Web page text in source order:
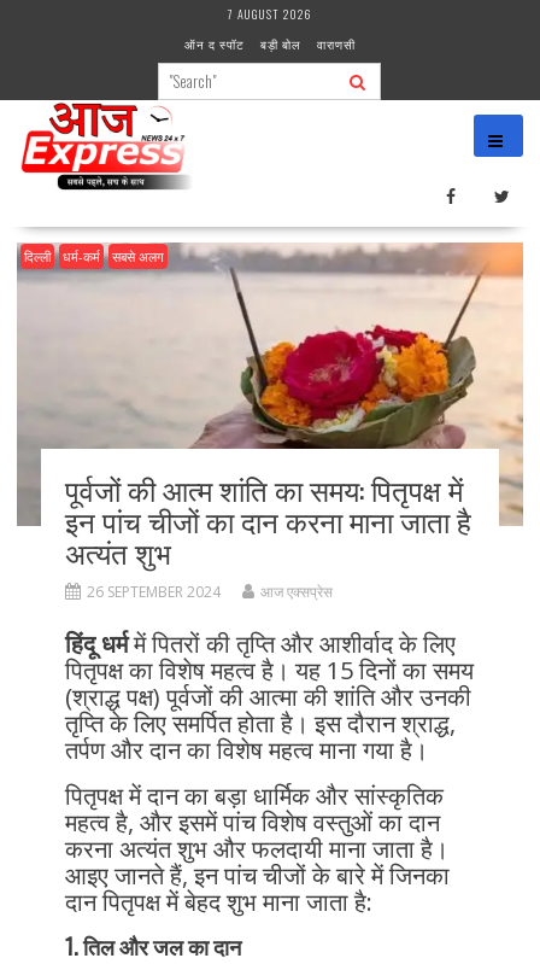
7 AUGUST 2026
ऑन द स्पॉट
बड़ी बोल वाराणसी
दिल्ली धर्म-कर्म सबसे अलग
पूर्वजों की आत्म शांति का समय: पितृपक्ष में
इन पांच चीजों का दान करना माना जाता है
अत्यंत शुभ
26 SEPTEMBER 2024 आज एक्सप्रेस
हिंदू धर्ममें पितरों की तृप्ति और आशीर्वाद के लिए
पितृपक्ष का विशेष महत्व है। यह 15 दिनों का समय
(श्राद्ध पक्ष) पूर्वजों की आत्मा की शांति और उनकी
तृप्ति के लिए समर्पित होता है। इस दौरान श्राद्ध,
तर्पण और दान का विशेष महत्व माना गया है।
पितृपक्ष में दान का बड़ा धार्मिक और सांस्कृतिक
महत्व है, और इसमें पांच विशेष वस्तुओं का दान
करना अत्यंत शुभ और फलदायी माना जाता है।
आइए जानते हैं, इन पांच चीजों के बारे में जिनका
दान पितृपक्ष में बेहद शुभ माना जाता है:
1. तिल और जल का दान